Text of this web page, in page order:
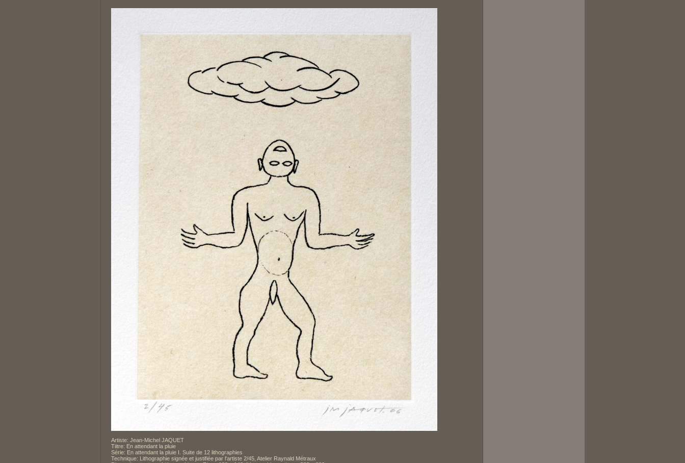
Artiste: Jean-Michel JAQUET
Tiitre: En attendant la pluie
Série: En attendant la pluie I. Suite de 12 lithographies
Technique: Lithographie signée et justifiée par l'artiste 2/45, Atelier Raynald Métraux